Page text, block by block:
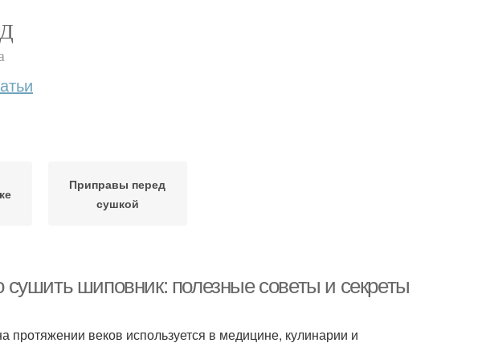
Приправы перед
сушкой
сушить шиповник: полезные советы и секреты
протяжении веков используется в медицине, кулинарии и